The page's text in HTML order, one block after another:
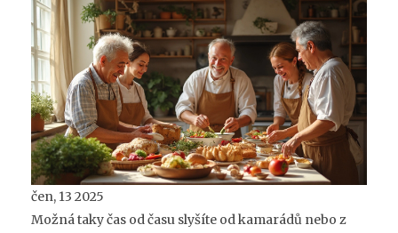
čen, 13 2025
Možná taky čas od času slyšíte od kamarádů nebo z